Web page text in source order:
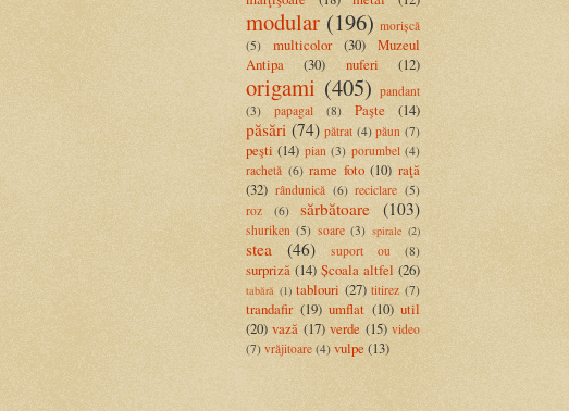
modular (196) morișcă
(5)
multicolor (30)
Muzeul
Antipa
(30) nuferi (12)
origami (405) pandant
(3)
papagal (8) Paşte (14)
păsări (74) pătrat (4) păun (7)
peşti (14) pian (3) porumbel (4)
rachetă (6) rame foto (10) raţă
(32) rândunică (6) reciclare (5)
roz
(6) sărbătoare (103)
shuriken (5) soare (3) spirale (2)
stea (46) suport ou (8)
surpriză (14) Școala altfel (26)
tabără (1) tablouri (27) titirez (7)
trandafir (19) umflat (10) util
(20) vază (17) verde (15) video
(7) vrăjitoare (4) vulpe(13)